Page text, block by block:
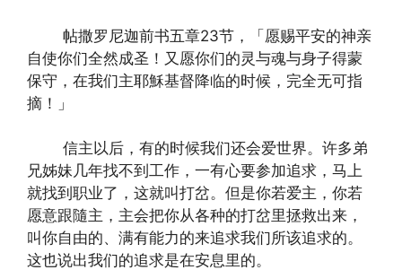
帖撒罗尼迦前书五章23节，「愿赐平安的神亲
自使你们全然成圣！又愿你们的灵与魂与身子得蒙
保守，在我们主耶穌基督降临的时候，完全无可指
摘！」
信主以后，有的时候我们还会爱世界。许多弟
兄姊妹几年找不到工作，一有心要参加追求，马上
就找到职业了，这就叫打岔。但是你若爱主，你若
愿意跟隨主，主会把你从各种的打岔里拯救出来，
叫你自由的、满有能力的来追求我们所该追求的。
这也说出我们的追求是在安息里的。